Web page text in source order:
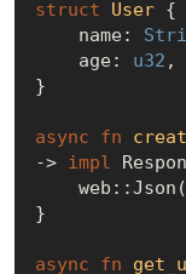
struct
User {
    name:
    age:
u32 ,
}
async fn
-> impl
}
async fn